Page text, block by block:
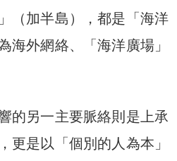
（加半島），都是「海洋
海外網絡、「海洋廣場」
的另一主要脈絡則是上承
更是以「個別的人為本」